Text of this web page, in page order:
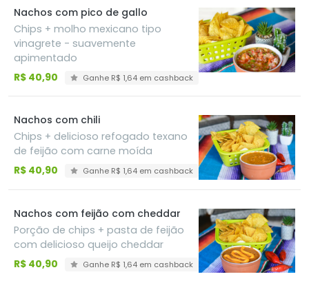
Nachos com pico de gallo
Chips + molho mexicano tipo
vinagrete - suavemente
apimentado
R$ 40,90
Ganhe R$ 1,64 em cashback
Nachos com chili
Chips + delicioso refogado texano
de feijão com carne moída
R$ 40,90
Ganhe R$ 1,64 em cashback
Nachos com feijão com cheddar
Porção de chips + pasta de feijão
com delicioso queijo cheddar
R$ 40,90
Ganhe R$ 1,64 em cashback